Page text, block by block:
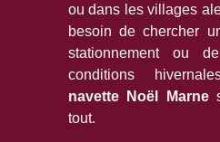
ou dans les villages
besoin de chercher
stationnement ou
conditions
navette Noël Marne
tout.